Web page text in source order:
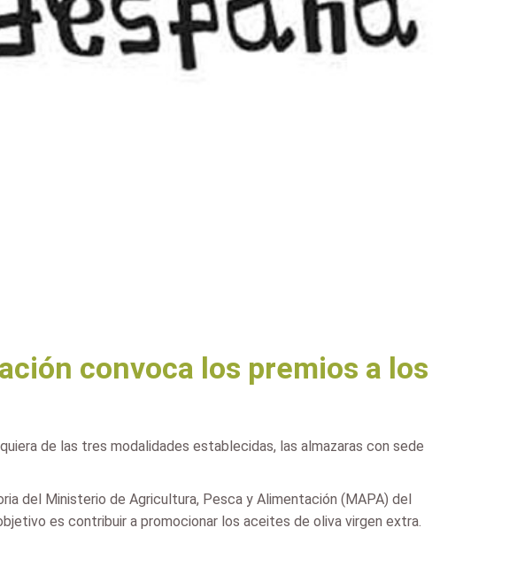
convoca los premios a los
de las tres modalidades establecidas, las almazaras con sede
del Ministerio de Agricultura, Pesca y Alimentación (MAPA) del
es contribuir a promocionar los aceites de oliva virgen extra.